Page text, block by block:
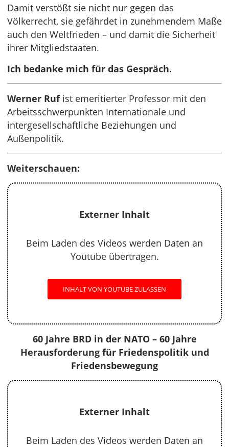
Damit verstößt sie nicht nur gegen das
Völkerrecht, sie gefährdet in zunehmendem Maße
auch den Weltfrieden – und damit die Sicherheit
ihrer Mitgliedstaaten.
Ich bedanke mich für das Gespräch.
Werner Rufist emeritierter Professor mit den
Arbeitsschwerpunkten Internationale und
intergesellschaftliche Beziehungen und
Außenpolitik.
Weiterschauen:
Externer Inhalt
Beim Laden des Videos werden Daten an
Youtube übertragen.
INHALT VON YOUTUBE ZULASSEN
60 Jahre BRD in der NATO – 60 Jahre
Herausforderung für Friedenspolitik und
Friedensbewegung
Externer Inhalt
Beim Laden des Videos werden Daten an